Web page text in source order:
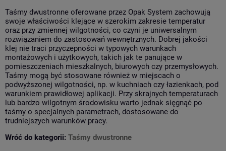
Taśmy dwustronne oferowane przez Opak System zachowują
swoje właściwości klejące w szerokim zakresie temperatur
oraz przy zmiennej wilgotności, co czyni je uniwersalnym
rozwiązaniem do zastosowań wewnętrznych. Dobrej jakości
klej nie traci przyczepności w typowych warunkach
montażowych i użytkowych, takich jak te panujące w
pomieszczeniach mieszkalnych, biurowych czy przemysłowych.
Taśmy mogą być stosowane również w miejscach o
podwyższonej wilgotności, np. w kuchniach czy łazienkach, pod
warunkiem prawidłowej aplikacji. Przy skrajnych temperaturach
lub bardzo wilgotnym środowisku warto jednak sięgnąć po
taśmy o specjalnych parametrach, dostosowane do
trudniejszych warunków pracy.
Wróć do kategorii: Taśmy dwustronne